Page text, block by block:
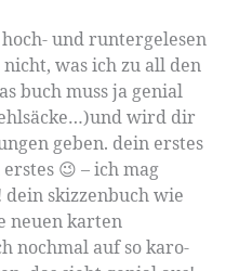
und runtergelesen
was ich zu all den
buch muss ja genial
wird dir
geben. dein erstes
😉 – ich mag
skizzenbuch wie
neuen karten
nochmal auf so karo-